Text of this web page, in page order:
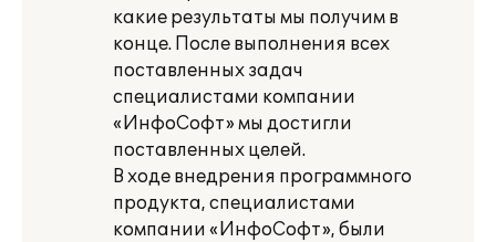
какие результаты мы получим в
конце. После выполнения всех
поставленных задач
специалистами компании
«ИнфоСофт» мы достигли
поставленных целей.
В ходе внедрения программного
продукта, специалистами
компании «ИнфоСофт», были